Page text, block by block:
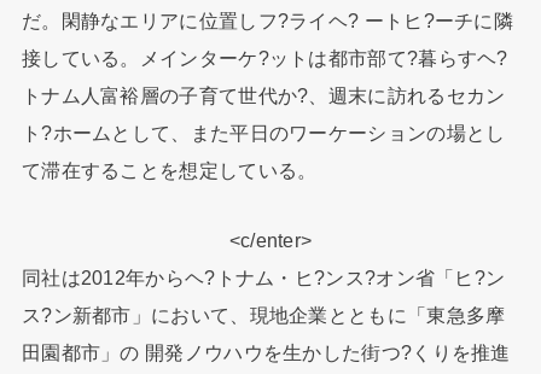
だ。閑静なエリアに位置しフ?ライヘ? ートヒ?ーチに隣
接している。メインターケ?ットは都市部て?暮らすヘ?
トナム人富裕層の子育て世代か?、週末に訪れるセカン
ト?ホームとして、また平日のワーケーションの場とし
て滞在することを想定している。
<c/enter>
同社は2012年からヘ?トナム・ヒ?ンス?オン省「ヒ?ン
ス?ン新都市」において、現地企業とともに「東急多摩
田園都市」の 開発ノウハウを生かした街つ?くりを推進